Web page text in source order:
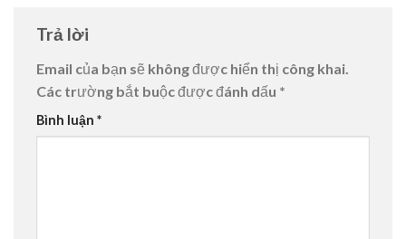
Trả lời
Email của bạn sẽ không được hiển thị công khai.
Các trường bắt buộc được đánh dấu *
Bình luận *